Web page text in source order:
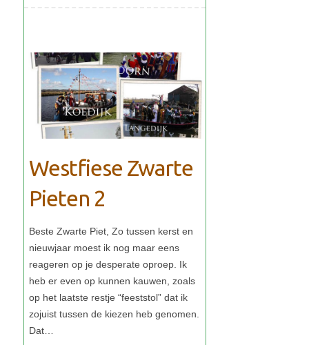
Westfiese Zwarte
Pieten 2